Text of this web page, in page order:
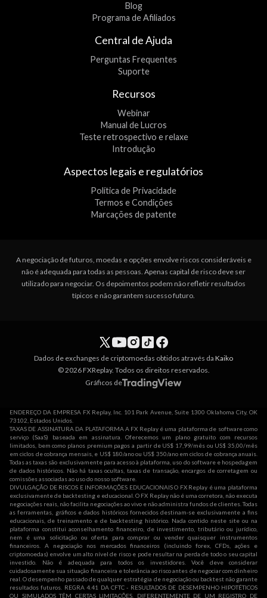
Blog
Programa de Afiliados
Central de Ajuda
Perguntas Frequentes
Suporte
Recursos
Webinar
Manual de Lucros
Teste retrospectivo e relaxe
Introdução
Aspectos legais e regulatórios
Política de Privacidade
Termos e Condições
Marcações de patente
A negociação de futuros, moedas e opções envolve riscos consideráveis e
não é adequada para todas as pessoas. Apenas capital de risco deve ser
utilizado para negociar. Os depoimentos podem não refletir resultados
típicos e não garantem sucesso futuro.
Dados de exchanges de criptomoedas obtidos através da Kaiko
© 2026 FXReplay. Todos os direitos reservados.
Gráficos de
ENDEREÇO DA EMPRESA FX Replay, Inc. 101 Park Avenue, Suite 1300 Oklahoma City, OK
73102, Estados Unidos.
TAXAS DE ASSINATURA DA PLATAFORMA A FX Replay é uma plataforma de software como
serviço (SaaS) baseada em assinatura. Oferecemos um plano gratuito com recursos
limitados, bem como planos premium pagos a partir de US$ 17,99/mês ou US$ 35,00/mês
em ciclos de cobrança mensais, e US$ 180/ano ou US$ 350/ano em ciclos de cobrança anuais.
Todas as taxas são exclusivamente para acesso à plataforma, uso do software e hospedagem
de dados históricos. Não há taxas ocultas, taxas de transação, encargos de corretagem ou
comissões associadas ao uso do nosso software.
DIVULGAÇÃO DE RISCOS E INFORMAÇÕES EDUCACIONAIS O FX Replay é uma plataforma
exclusivamente de backtesting e educacional. O FX Replay não é uma corretora, não executa
negociações reais, não facilita negociações ao vivo e não administra fundos de clientes. Todas
as ferramentas, gráficos e dados históricos fornecidos destinam-se exclusivamente a fins
educacionais, de treinamento e de backtesting histórico. Nada contido neste site ou na
plataforma constitui aconselhamento financeiro, de investimento, tributário ou jurídico,
nem é uma solicitação ou oferta para comprar ou vender quaisquer instrumentos
financeiros. A negociação nos mercados financeiros (incluindo forex, CFDs, ações e
criptomoedas) envolve um alto nível de risco e pode resultar na perda de todo o seu capital
investido. Não é adequada para todos os investidores. Você deve considerar
cuidadosamente sua situação financeira e tolerância ao risco antes de negociar com dinheiro
real. O desempenho passado de qualquer estratégia de negociação ou backtest não garante
resultados futuros. REGRA 4.41 DA CFTC - RESULTADOS DE DESEMPENHO HIPOTÉTICOS
OU SIMULADOS TÊM CERTAS LIMITAÇÕES. DIFERENTEMENTE DE UM REGISTRO DE